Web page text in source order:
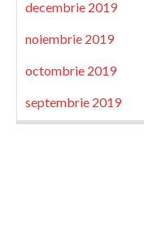
decembrie 2019
noiembrie 2019
octombrie 2019
septembrie 2019